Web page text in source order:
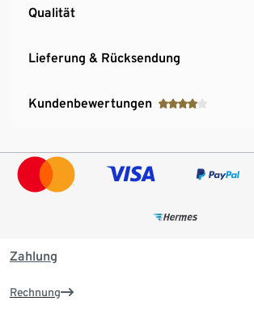
Qualität
Lieferung & Rücksendung
Kundenbewertungen
Zahlung
Rechnung